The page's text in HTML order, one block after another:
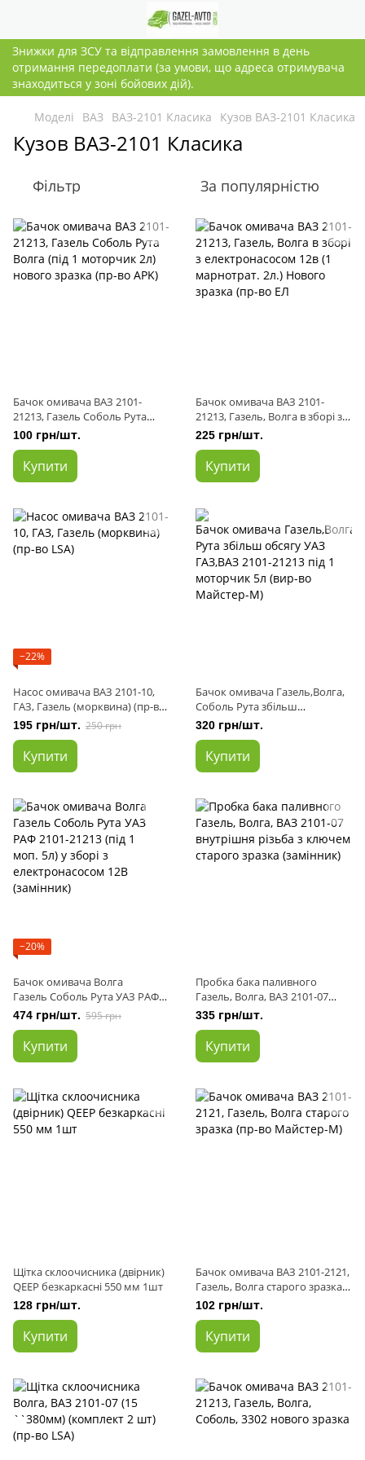
Знижки для ЗСУ та відправлення замовлення в день
отримання передоплати (за умови, що адреса отримувача
знаходиться у зоні бойових дій).
Моделі ВАЗ ВАЗ-2101 Класика Кузов ВАЗ-2101 Класика
Кузов ВАЗ-2101 Класика
Фільтр За популярністю
Бачок омивача ВАЗ 2101-
21213, Газель Соболь Рута
Волга (під 1 моторчик 2л)
нового зразка (пр-во APK)
100 грн/шт.
Купити
Бачок омивача ВАЗ 2101-
21213, Газель, Волга в зборі з
електронасосом 12в (1
марнотрат. 2л.) Нового зразка
(пр-во ЕЛ
225 грн/шт.
Купити
−22%
Насос омивача ВАЗ 2101-10,
ГАЗ, Газель (морквина) (пр-во
LSA)
195 грн/шт. 250 грн
Купити
Бачок омивача Газель,Волга,
Соболь Рута збільш
обсягу УАЗ ГАЗ,ВАЗ 2101-21213
під 1 моторчик 5л (вир-во
Майстер-М)
320 грн/шт.
Купити
−20%
Бачок омивача Волга
Газель Соболь Рута УАЗ РАФ
2101-21213 (під 1 моп. 5л) у
зборі з електронасосом 12В
(замінник)
474 грн/шт. 595 грн
Купити
Пробка бака паливного
Газель, Волга, ВАЗ 2101-07
внутрішня різьба з ключем
старого зразка (замінник)
335 грн/шт.
Купити
Щітка склоочисника (двірник)
QEEP безкаркасні 550 мм 1шт
128 грн/шт.
Купити
Бачок омивача ВАЗ 2101-2121,
Газель, Волга старого зразка
(пр-во Майстер-М)
102 грн/шт.
Купити